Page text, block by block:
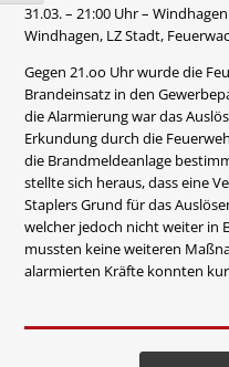
31.03. – 21:00 Uhr –
Windhagen, LZ Stadt,
Gegen 21.oo Uhr wurde die
Brandeinsatz in den
die Alarmierung war das
Erkundung durch die
die Brandmeldeanlage
stellte sich heraus, dass eine
Staplers Grund für das
welcher jedoch nicht weiter in
mussten keine weiteren
alarmierten Kräfte konnten